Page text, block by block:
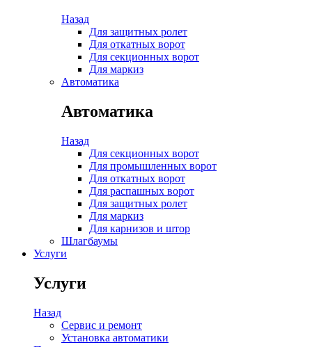
Назад
Для защитных ролет
Для откатных ворот
Для секционных ворот
Для маркиз
Автоматика
Автоматика
Назад
Для секционных ворот
Для промышленных ворот
Для откатных ворот
Для распашных ворот
Для защитных ролет
Для маркиз
Для карнизов и штор
Шлагбаумы
Услуги
Услуги
Назад
Сервис и ремонт
Установка автоматики